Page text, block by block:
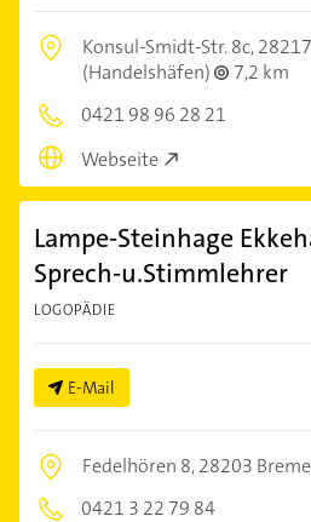
Konsul-Smidt-Str. 8c,
(Handelshäfen)
7,2 km
0421 98 96 28 21
Webseite
Lampe-Steinhage
Sprech-u.Stimmlehrer
LOGOPÄDIE
E-Mail
Fedelhören 8,28203
0421 3 22 79 84